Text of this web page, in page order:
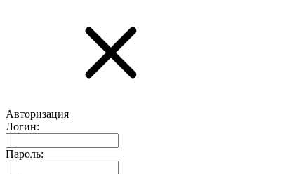
Авторизация
Логин:
Пароль: